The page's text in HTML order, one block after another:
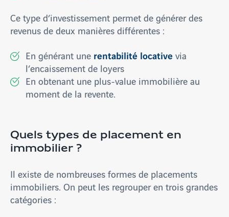
Ce type d’investissement permet de générer des
revenus de deux manières différentes :
En générant une rentabilité locativevia
l’encaissement de loyers
En obtenant une plus-value immobilière au
moment de la revente.
Quels types de placement en
immobilier ?
Il existe de nombreuses formes de placements
immobiliers. On peut les regrouper en trois grandes
catégories :